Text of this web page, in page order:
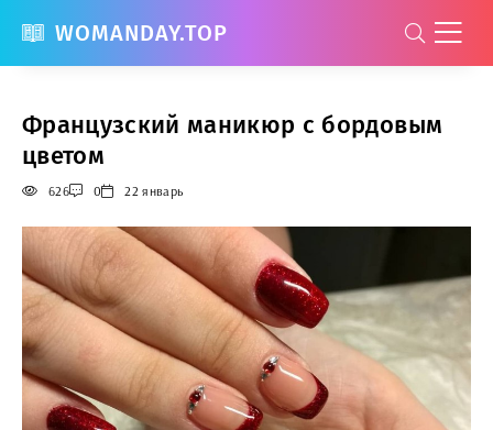
WOMANDAY.TOP
Французский маникюр с бордовым
цветом
626 0 22 январь